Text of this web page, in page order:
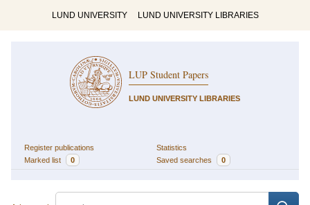
LUND UNIVERSITY LUND UNIVERSITY LIBRARIES
LUP Student Papers
LUND UNIVERSITY LIBRARIES
Register publications
Statistics
Marked list
0 Saved searches 0